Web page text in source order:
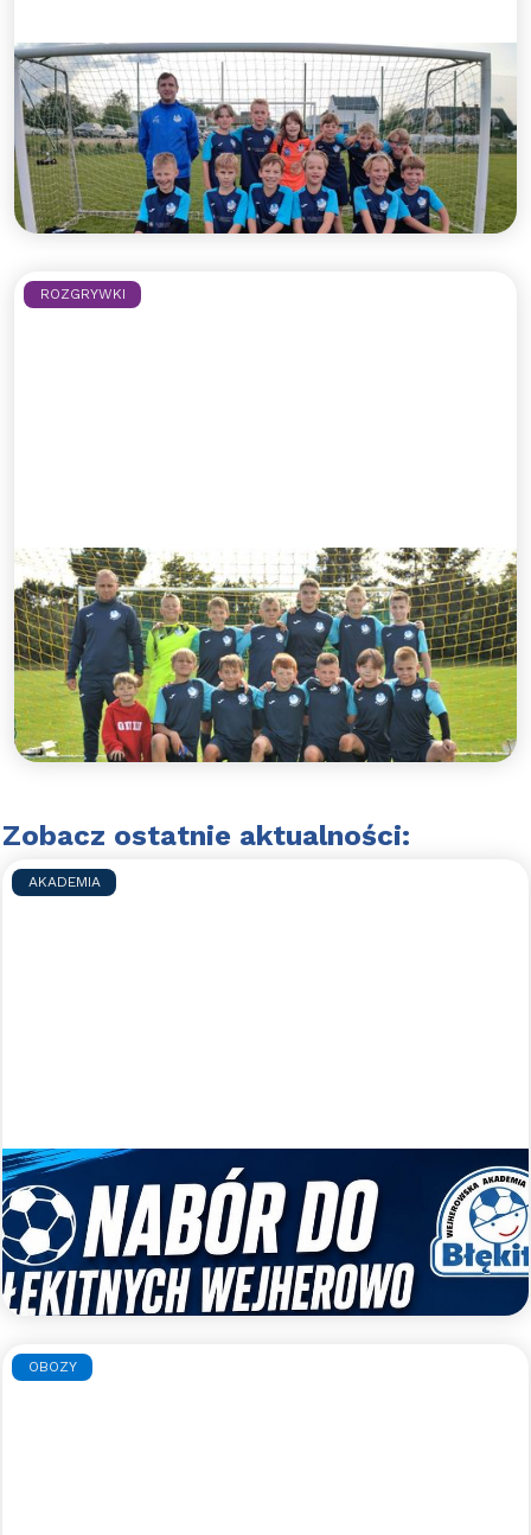
Błękitny rocznik 2012 z kolejnym
ligowym zwycięstwem!
Błękitni Wejherowo po raz szósty wygrywają w
ligowych potyczkach. 2012 na szczycie tabeli!
Czytaj więcej >>
ROZGRYWKI
Wspaniałe ligowe zwycięstwo
rocznika 2011
Rocznik 2011 idzie jak burza w ligowej tabeli,
czwarte zwycięstwo z rzędu Błękitnych
Wejherowo
Czytaj więcej >>
Zobacz ostatnie aktualności:
AKADEMIA
Nabory uzupełniające do WAPN
Błękitni Wejherowo
Zapraszamy do gry w WAPN Błękitni Wejherowo
Czytaj więcej >>
OBOZY